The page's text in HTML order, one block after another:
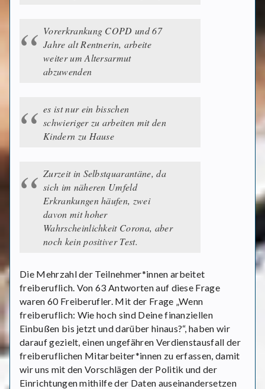
Vorerkrankung COPD und 67
Jahre alt Rentnerin, arbeite
weiter um Altersarmut
abzuwenden
es ist nur ein bisschen
schwieriger zu arbeiten mit den
Kindern zu Hause
Zurzeit in Selbstquarantäne, da
sich im näheren Umfeld
Erkrankungen häufen, zwei
davon mit hoher
Wahrscheinlichkeit Corona, aber
noch kein positiver Test.
Die Mehrzahl der Teilnehmer*innen arbeitet
freiberuflich. Von 63 Antworten auf diese Frage
waren 60 Freiberufler. Mit der Frage „Wenn
freiberuflich: Wie hoch sind Deine finanziellen
Einbußen bis jetzt und darüber hinaus?“, haben wir
darauf gezielt, einen ungefähren Verdienstausfall der
freiberuflichen Mitarbeiter*innen zu erfassen, damit
wir uns mit den Vorschlägen der Politik und der
Einrichtungen mithilfe der Daten auseinandersetzen